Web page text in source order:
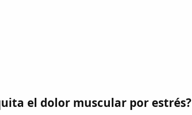
el dolor muscular por estrés?